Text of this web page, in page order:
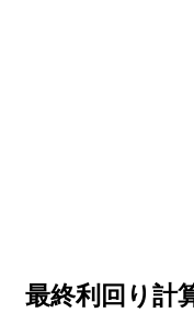
最終利回り計